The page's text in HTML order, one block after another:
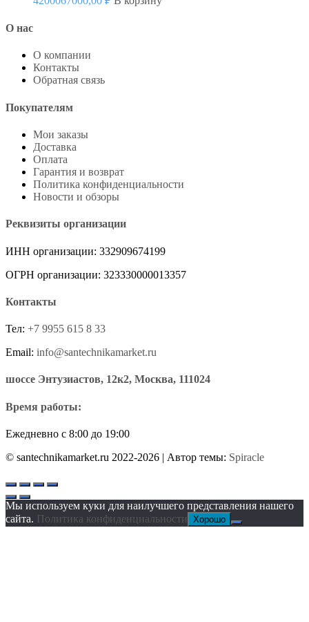
О нас
О компании
Контакты
Обратная связь
Покупателям
Мои заказы
Доставка
Оплата
Гарантия и возврат
Политика конфиденциальности
Новости и обзоры
Реквизиты организации
ИНН организации: 332909674199
ОГРН организации: 323330000013357
Контакты
Тел: +7 9955 615 8 33
Email: info@santechnikamarket.ru
шоссе Энтузиастов, 12к2, Москва, 111024
Время работы:
Ежедневно с 8:00 до 19:00
© santechnikamarket.ru 2022-2026 | Автор темы: Spiracle
Мы используем куки для наилучшего представления нашего
сайта. Политика конфиденциальности Хорошо